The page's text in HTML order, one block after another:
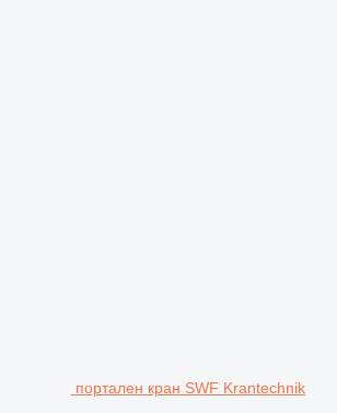
портален кран SWF Krantechnik